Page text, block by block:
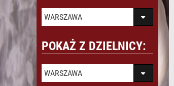
WARSZAWA
POKAŻ Z DZIELNICY:
WARSZAWA